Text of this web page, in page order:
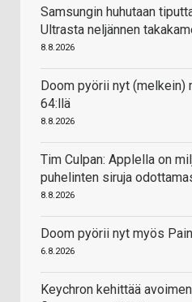
Samsungin huhutaan
Ultrasta neljännen
8.8.2026
Doom pyörii nyt (melkein)
64:llä
8.8.2026
Tim Culpan: Applella on
puhelinten siruja
8.8.2026
Doom pyörii nyt myös
6.8.2026
Keychron kehittää